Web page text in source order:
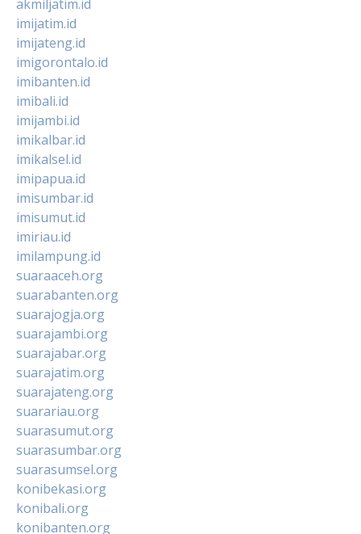
akmiljatim.id
imijatim.id
imijateng.id
imigorontalo.id
imibanten.id
imibali.id
imijambi.id
imikalbar.id
imikalsel.id
imipapua.id
imisumbar.id
imisumut.id
imiriau.id
imilampung.id
suaraaceh.org
suarabanten.org
suarajogja.org
suarajambi.org
suarajabar.org
suarajatim.org
suarajateng.org
suarariau.org
suarasumut.org
suarasumbar.org
suarasumsel.org
konibekasi.org
konibali.org
konibanten.org